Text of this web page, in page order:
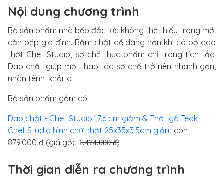
Nội dung chương trình
Bộ sản phẩm nhà bếp đắc lực không thể thiếu trong mỗi
căn bếp gia đình. Băm chặt dễ dàng hơn khi có bộ dao
thớt Chef Studio, sơ chế thực phẩm chỉ trong tích tắc.
Dao chặt giúp mọi thao tác sơ chế trở nên nhanh gọn,
nhàn tênh, khỏi lo
Bộ sản phẩm gồm có:
Dao chặt - Chef Studio 17.6 cm giảm & Thớt gỗ Teak
Chef Studio hình chữ nhật 25x35x3,5cm giảm còn
879.000 đ (giá gốc 1̶.̶4̶7̶4̶.̶0̶0̶0̶ ̶đ̶)
Thời gian diễn ra chương trình